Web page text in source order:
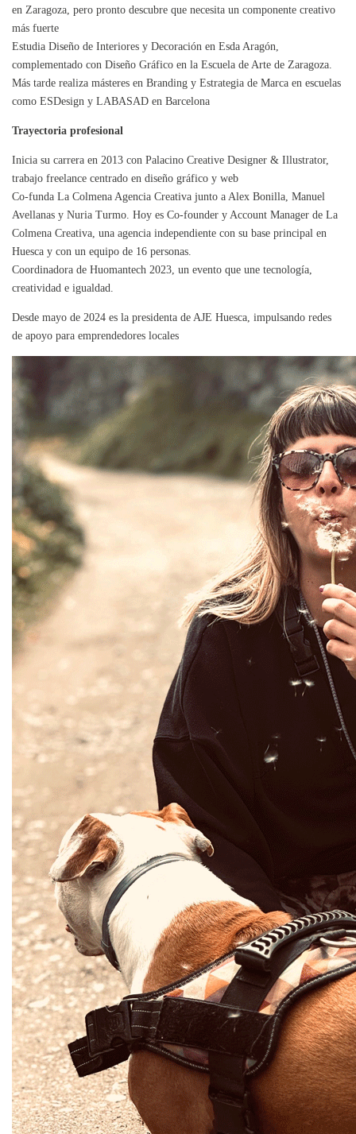
en Zaragoza, pero pronto descubre que necesita un componente creativo
más fuerte
Estudia Diseño de Interiores y Decoración en Esda Aragón,
complementado con Diseño Gráfico en la Escuela de Arte de Zaragoza.
Más tarde realiza másteres en Branding y Estrategia de Marca en escuelas
como ESDesign y LABASAD en Barcelona
Trayectoria profesional
Inicia su carrera en 2013 con Palacino Creative Designer & Illustrator,
trabajo freelance centrado en diseño gráfico y web
Co-funda La Colmena Agencia Creativa junto a Alex Bonilla, Manuel
Avellanas y Nuria Turmo. Hoy es Co‑founder y Account Manager de La
Colmena Creativa, una agencia independiente con su base principal en
Huesca y con un equipo de 16 personas.
Coordinadora de Huomantech 2023, un evento que une tecnología,
creatividad e igualdad.
Desde mayo de 2024 es la presidenta de AJE Huesca, impulsando redes
de apoyo para emprendedores locales